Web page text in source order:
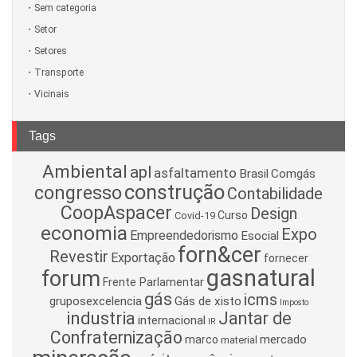
Sem categoria
Setor
Setores
Transporte
Vicinais
Tags
Ambiental apl asfaltamento Brasil Comgás
congressoconstruçãoContabilidade
CoopAspacer Covid-19 Curso Design
economia Empreendedorismo Esocial Expo
Revestir Exportação forn&cer fornecer
forum Frente Parlamentar gasnatural
gruposexcelencia gás Gás de xisto icms Imposto
industria internacional IR Jantar de
Confraternização marco material mercado